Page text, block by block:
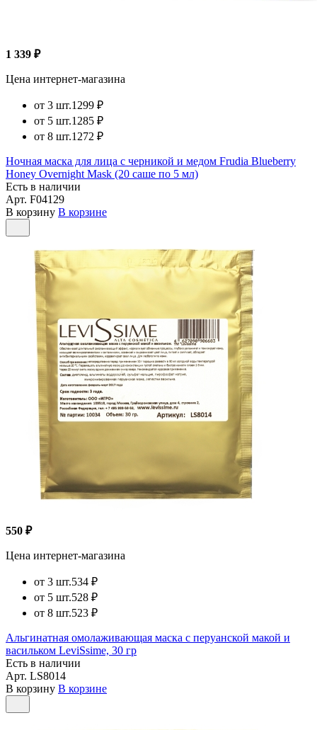
1 339 ₽
Цена интернет-магазина
от 3 шт.1299 ₽
от 5 шт.1285 ₽
от 8 шт.1272 ₽
Ночная маска для лица с черникой и медом Frudia Blueberry
Honey Overnight Mask (20 саше по 5 мл)
Есть в наличии
Арт. F04129
В корзину В корзине
550 ₽
Цена интернет-магазина
от 3 шт.534 ₽
от 5 шт.528 ₽
от 8 шт.523 ₽
Альгинатная омолаживающая маска с перуанской макой и
васильком LeviSsime, 30 гр
Есть в наличии
Арт. LS8014
В корзину В корзине